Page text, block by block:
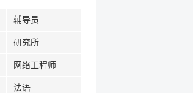
辅导员
研究所
网络工程师
法语